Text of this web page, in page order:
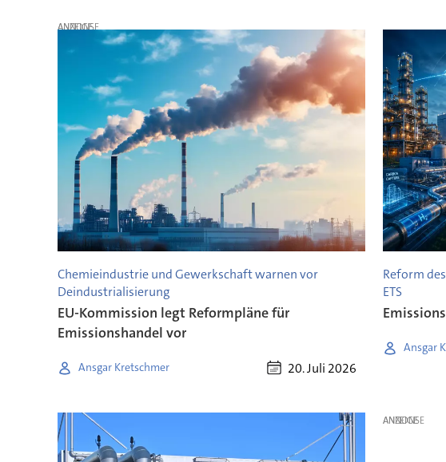
ANZEIGE
Chemieindustrie und Gewerkschaft warnen vor
Deindustrialisierung
EU-Kommission legt Reformpläne für
Emissionshandel vor
Ansgar Kretschmer 20. Juli 2026
Reform
ETS
Ansgar
ANZEIGE